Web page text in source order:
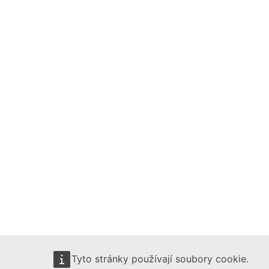
Tyto stránky používají soubory cookie.